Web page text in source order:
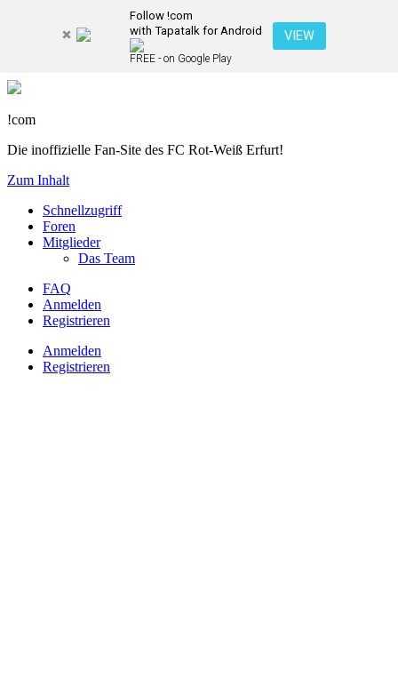
Follow !com
with Tapatalk for Android
FREE - on Google Play
VIEW
!com
Die inoffizielle Fan-Site des FC Rot-Weiß Erfurt!
Zum Inhalt
Schnellzugriff
Foren
Mitglieder
Das Team
FAQ
Anmelden
Registrieren
Anmelden
Registrieren